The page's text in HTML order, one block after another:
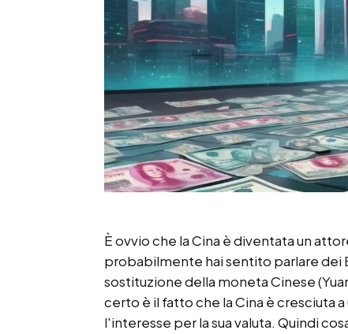
È ovvio che la Cina è diventata un
probabilmente hai sentito parlare dei
sostituzione della moneta Cinese
certo è il fatto che la Cina è cresciuta
l'interesse per la sua valuta. Quindi